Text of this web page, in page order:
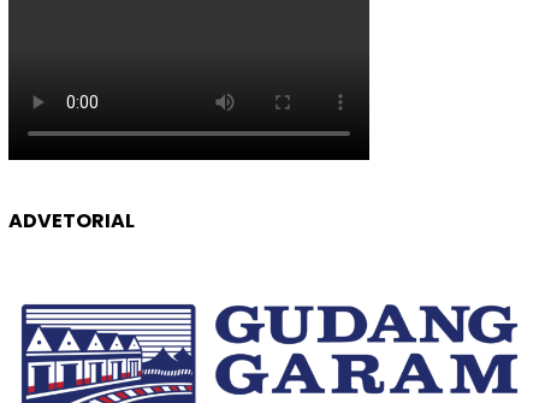
ADVETORIAL